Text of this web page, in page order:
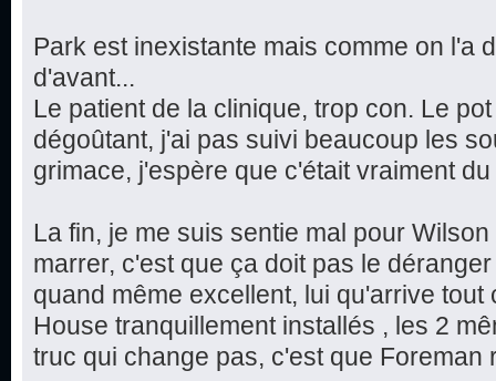
Park est inexistante mais comme on l'a
d'avant...
Le patient de la clinique, trop con. Le
dégoûtant, j'ai pas suivi beaucoup les
grimace, j'espère que c'était vraiment
La fin, je me suis sentie mal pour
marrer, c'est que ça doit pas le
quand même excellent, lui qu'arrive tout
House tranquillement installés , les 2
truc qui change pas, c'est que Foreman